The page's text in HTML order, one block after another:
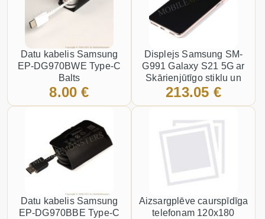
Datu kabelis Samsung
EP-DG970BWE Type-C
Balts
8.00 €
Displejs Samsung SM-
G991 Galaxy S21 5G ar
Skārienjūtīgo stiklu un
apkart ramiti, ar
213.05 €
Datu kabelis Samsung
EP-DG970BBE Type-C
Aizsargplēve caurspīdīga
telefonam 120x180